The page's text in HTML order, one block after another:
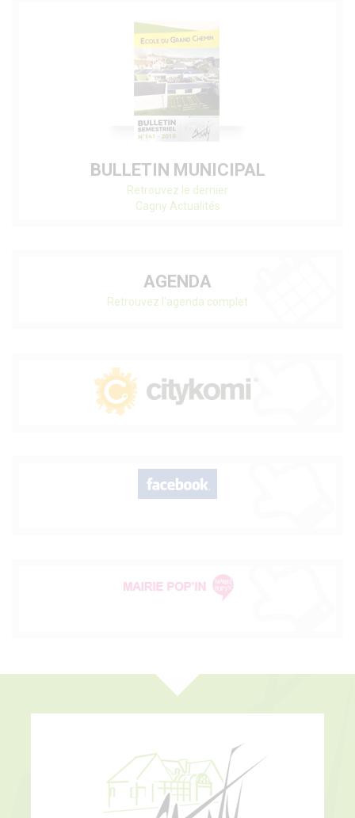
BULLETIN MUNICIPAL
Retrouvez le dernier
Cagny Actualités
AGENDA
Retrouvez l'agenda complet